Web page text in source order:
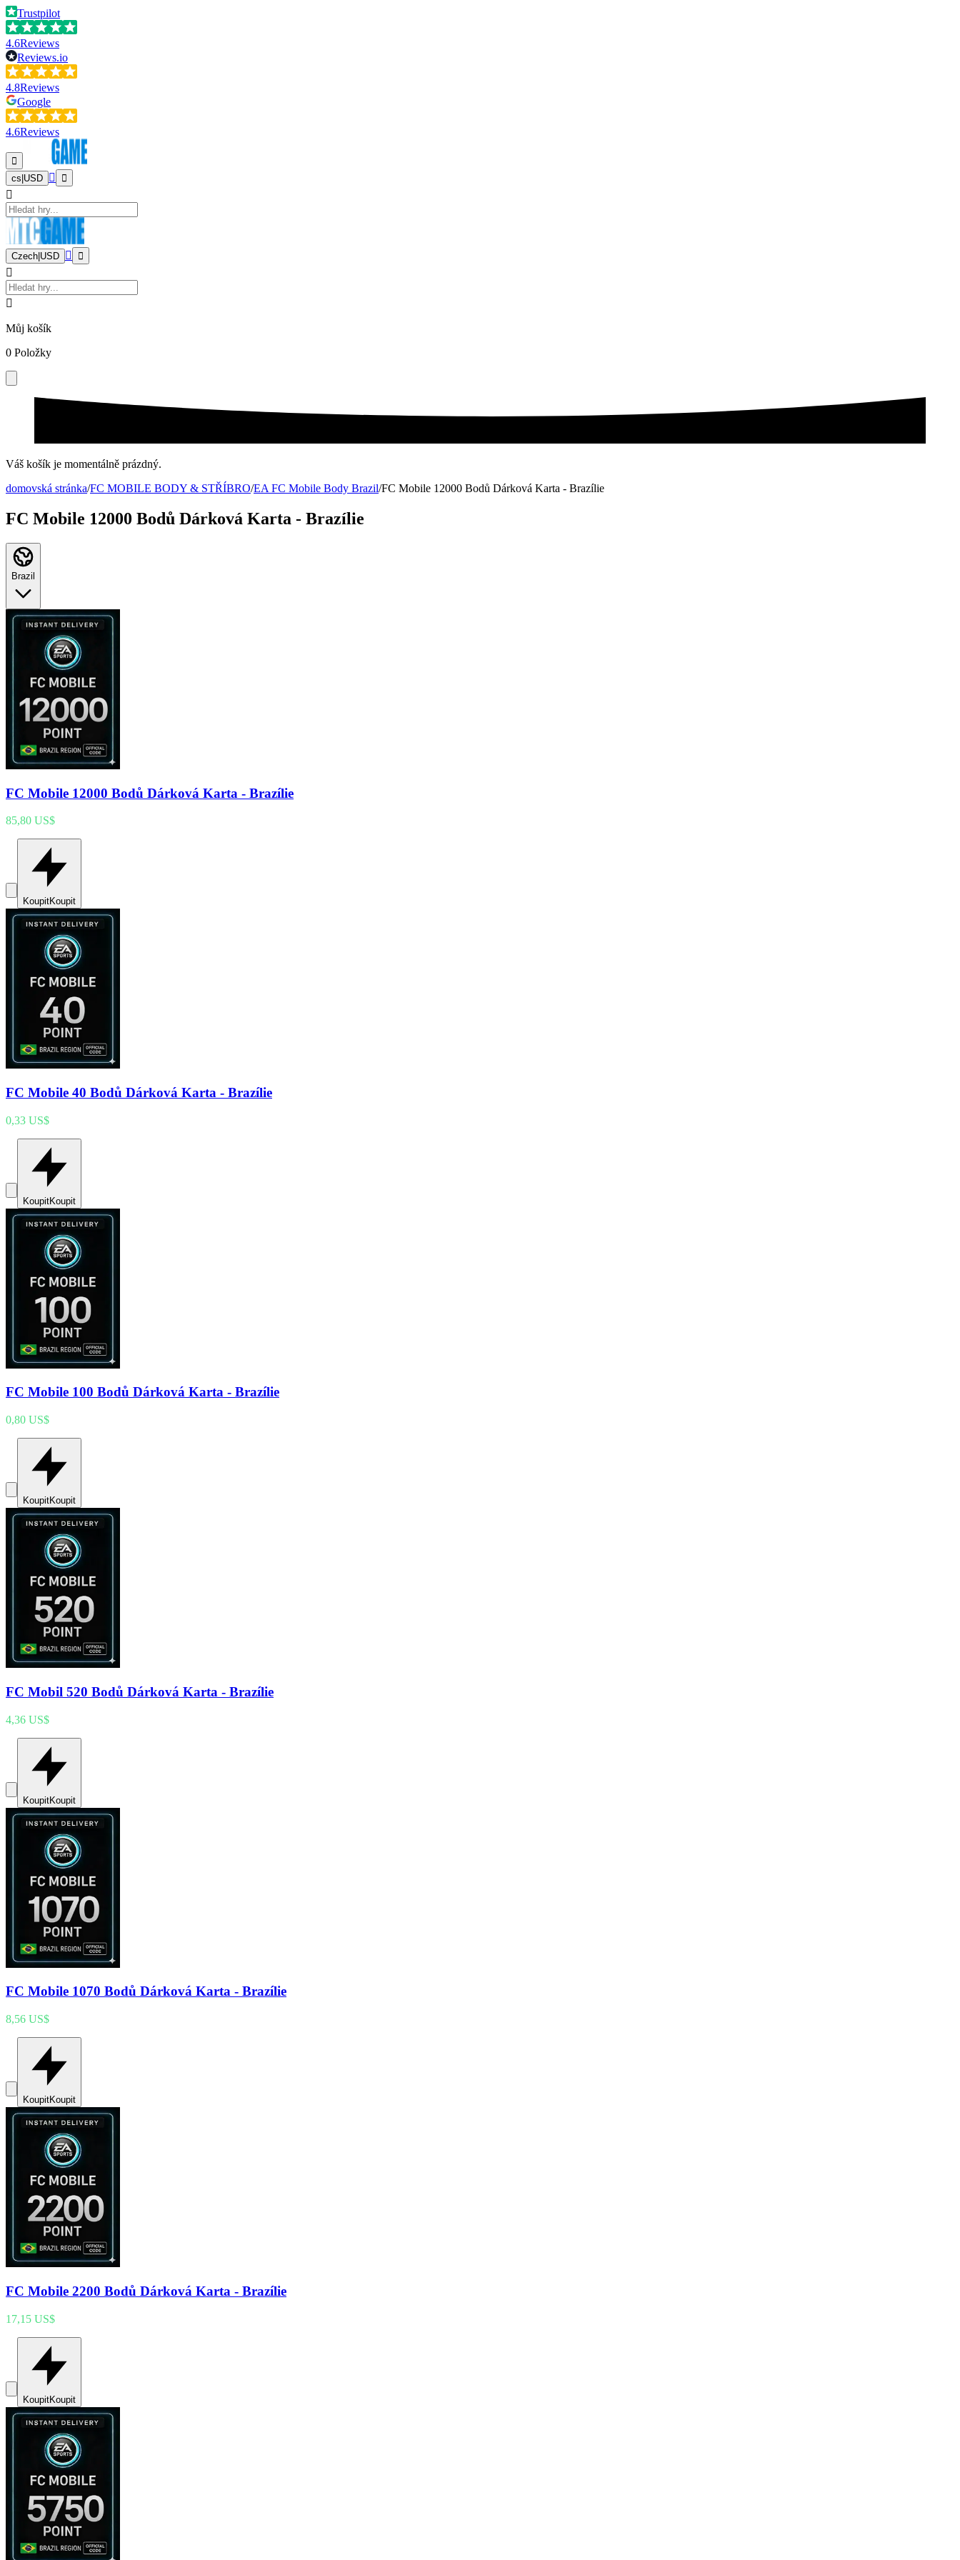
Trustpilot
4.6Reviews
Reviews.io
4.8Reviews
Google
4.6Reviews
cs USD
Czech USD
Můj košík
0 Položky
Váš košík je momentálně prázdný.
domovská stránka/FC MOBILE BODY & STŘÍBRO/EA FC Mobile Body Brazil/FC Mobile 12000 Bodů Dárková Karta - Brazílie
FC Mobile 12000 Bodů Dárková Karta - Brazílie
Brazil
FC Mobile 12000 Bodů Dárková Karta - Brazílie
85,80 US$
KoupitKoupit
FC Mobile 40 Bodů Dárková Karta - Brazílie
0,33 US$
KoupitKoupit
FC Mobile 100 Bodů Dárková Karta - Brazílie
0,80 US$
KoupitKoupit
FC Mobil 520 Bodů Dárková Karta - Brazílie
4,36 US$
KoupitKoupit
FC Mobile 1070 Bodů Dárková Karta - Brazílie
8,56 US$
KoupitKoupit
FC Mobile 2200 Bodů Dárková Karta - Brazílie
17,15 US$
KoupitKoupit